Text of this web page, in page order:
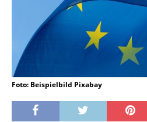
Foto: Beispielbild Pixabay